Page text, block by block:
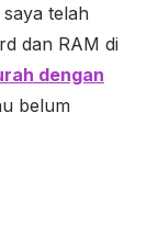
telah
dan RAM di
dengan
belum